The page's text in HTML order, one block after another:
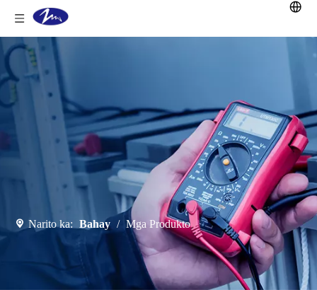
Narito ka: Bahay / Mga Produkto